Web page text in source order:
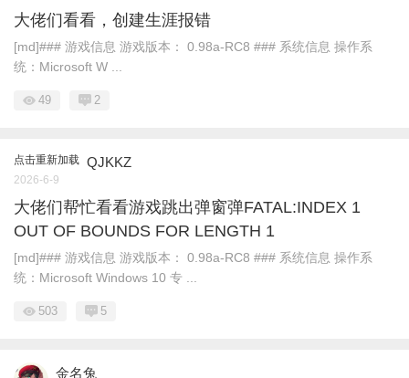
大佬们看看，创建生涯报错
[md]### 游戏信息 游戏版本： 0.98a-RC8 ### 系统信息 操作系
统：Microsoft W ...
49 2
点击重新加载 QJKKZ
2026-6-9
大佬们帮忙看看游戏跳出弹窗弹FATAL:INDEX 1
OUT OF BOUNDS FOR LENGTH 1
[md]### 游戏信息 游戏版本： 0.98a-RC8 ### 系统信息 操作系
统：Microsoft Windows 10 专 ...
503 5
金名兔